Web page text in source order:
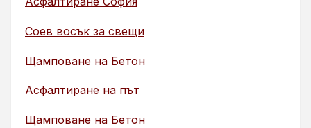
Соев восък за свещи
Щамповане на Бетон
Асфалтиране на път
Щамповане на Бетон